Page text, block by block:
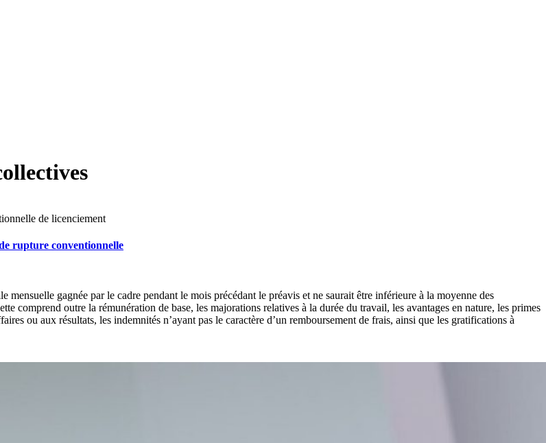
rupture conventionnelle
gagnée par le cadre pendant le mois précédant le préavis et ne saurait être inférieure à la moyenne des
comprend outre la rémunération de base, les majorations relatives à la durée du travail, les avantages en nature, les primes
ou aux résultats, les indemnités n’ayant pas le caractère d’un remboursement de frais, ainsi que les gratifications à